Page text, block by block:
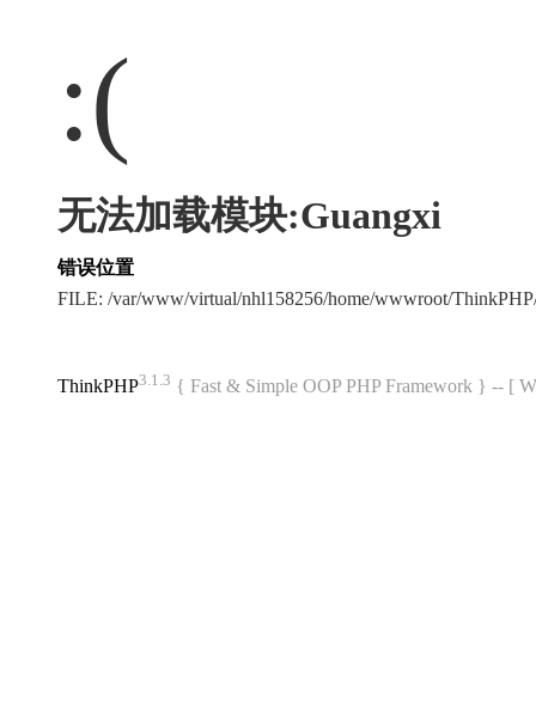
:(
无法加载模块:Guangxi
错误位置
FILE: /var/www/virtual/nhl158256/home/wwwroot/
ThinkPHP3.1.3 { Fast & Simple OOP PHP Framework } -- [